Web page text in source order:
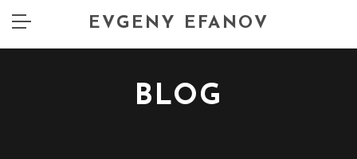
EVGENY EFANOV
BLOG